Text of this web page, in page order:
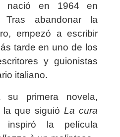
nació en 1964 en
Tras abandonar la
empezó a escribir
tarde en uno de los
y guionistas
italiano.
su primera novela,
la que siguióLa cura
la película